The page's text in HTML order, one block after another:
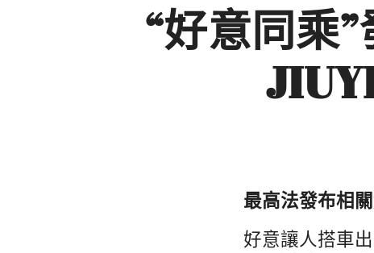
“好意同乘
最高法發布相
好意讓人搭車